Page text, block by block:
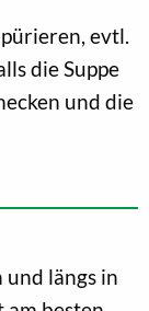
evtl.
die Suppe
und die
längs in